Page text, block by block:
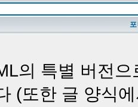
의 특별 버전
(또한 글 양식